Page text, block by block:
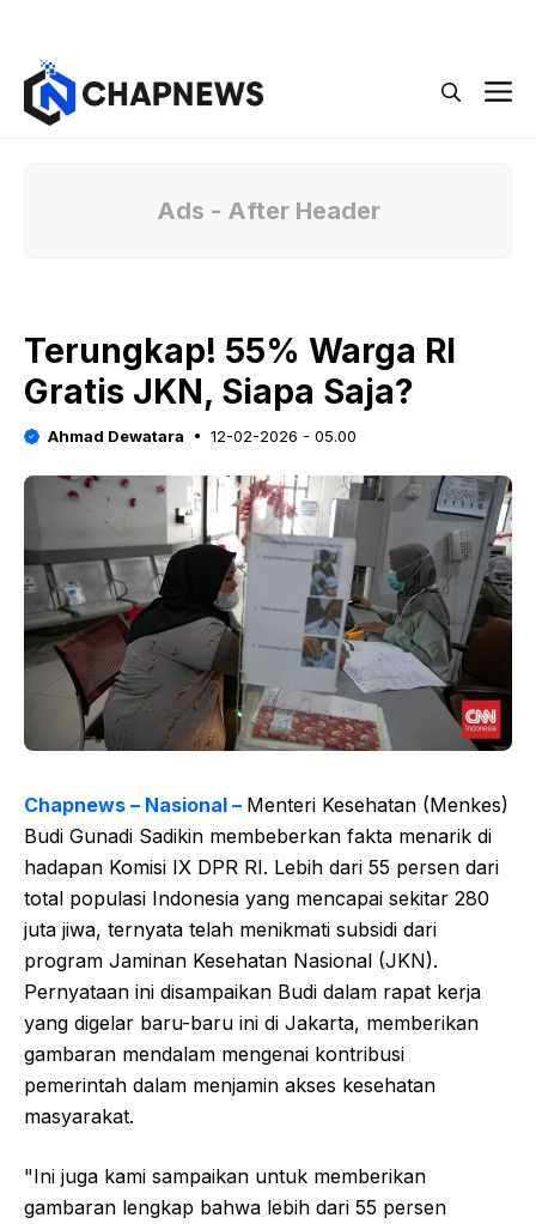
Ads - After Header
Terungkap! 55% Warga RI
Gratis JKN, Siapa Saja?
Ahmad Dewatara 12-02-2026 - 05.00
Chapnews – Nasional – Menteri Kesehatan (Menkes)
Budi Gunadi Sadikin membeberkan fakta menarik di
hadapan Komisi IX DPR RI. Lebih dari 55 persen dari
total populasi Indonesia yang mencapai sekitar 280
juta jiwa, ternyata telah menikmati subsidi dari
program Jaminan Kesehatan Nasional (JKN).
Pernyataan ini disampaikan Budi dalam rapat kerja
yang digelar baru-baru ini di Jakarta, memberikan
gambaran mendalam mengenai kontribusi
pemerintah dalam menjamin akses kesehatan
masyarakat.
"Ini juga kami sampaikan untuk memberikan
gambaran lengkap bahwa lebih dari 55 persen